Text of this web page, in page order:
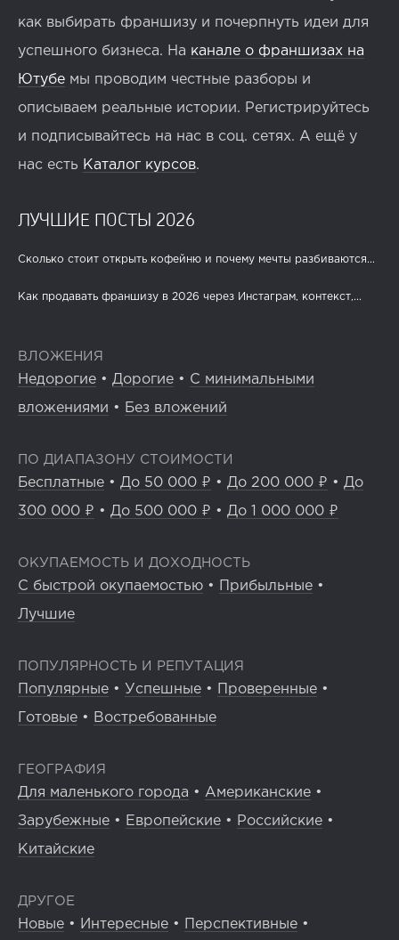
как выбирать франшизу и почерпнуть идеи для
успешного бизнеса. На канале о франшизах на
Ютубе мы проводим честные разборы и
описываем реальные истории. Регистрируйтесь
и подписывайтесь на нас в соц. сетях. А ещё у
нас есть Каталог курсов.
ЛУЧШИЕ ПОСТЫ 2026
Сколько стоит открыть кофейню и почему мечты разбиваются...
Как продавать франшизу в 2026 через Инстаграм, контекст,...
ВЛОЖЕНИЯ
Недорогие • Дорогие • С минимальными
вложениями • Без вложений
ПО ДИАПАЗОНУ СТОИМОСТИ
Бесплатные • До 50 000 ₽ • До 200 000 ₽ • До
300 000 ₽ • До 500 000 ₽ • До 1 000 000 ₽
ОКУПАЕМОСТЬ И ДОХОДНОСТЬ
С быстрой окупаемостью • Прибыльные •
Лучшие
ПОПУЛЯРНОСТЬ И РЕПУТАЦИЯ
Популярные • Успешные • Проверенные •
Готовые • Востребованные
ГЕОГРАФИЯ
Для маленького города • Американские •
Зарубежные • Европейские • Российские •
Китайские
ДРУГОЕ
Новые • Интересные • Перспективные •